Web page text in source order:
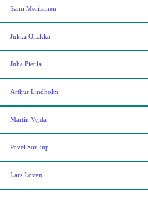
Sami Merilainen
Jukka Ollakka
Juha Pietila
Arthur Lindholm
Martin Vejda
Pavel Soukup
Lars Loven